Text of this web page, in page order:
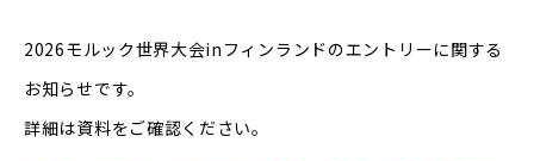
2026モルック世界大会inフィンランドのエントリーに関する
お知らせです。
詳細は資料をご確認ください。